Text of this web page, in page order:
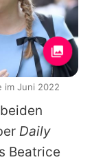
Daily
Beatrice
im Juni 2022